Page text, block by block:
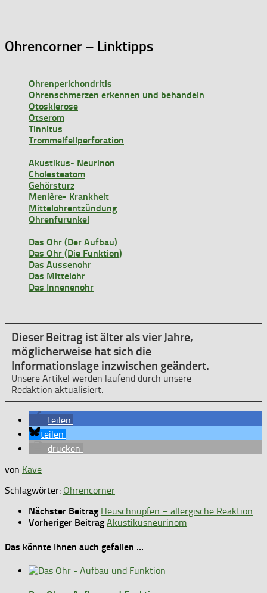
Ohrencorner – Linktipps
Ohrenperichondritis
Ohrenschmerzen erkennen und behandeln
Otosklerose
Otserom
Tinnitus
Trommelfellperforation
Akustikus- Neurinon
Cholesteatom
Gehörsturz
Menière- Krankheit
Mittelohrentzündung
Ohrenfurunkel
Das Ohr (Der Aufbau)
Das Ohr (Die Funktion)
Das Aussenohr
Das Mittelohr
Das Innenenohr
Dieser Beitrag ist älter als vier Jahre,
möglicherweise hat sich die
Informationslage inzwischen geändert.
Unsere Artikel werden laufend durch unsere
Redaktion aktualisiert.
teilen
teilen
drucken
von Kave
Schlagwörter: Ohrencorner
Nächster Beitrag Heuschnupfen – allergische Reaktion
Vorheriger Beitrag Akustikusneurinom
Das könnte Ihnen auch gefallen …